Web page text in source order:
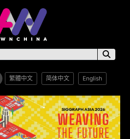
繁體中文 简体中文 English